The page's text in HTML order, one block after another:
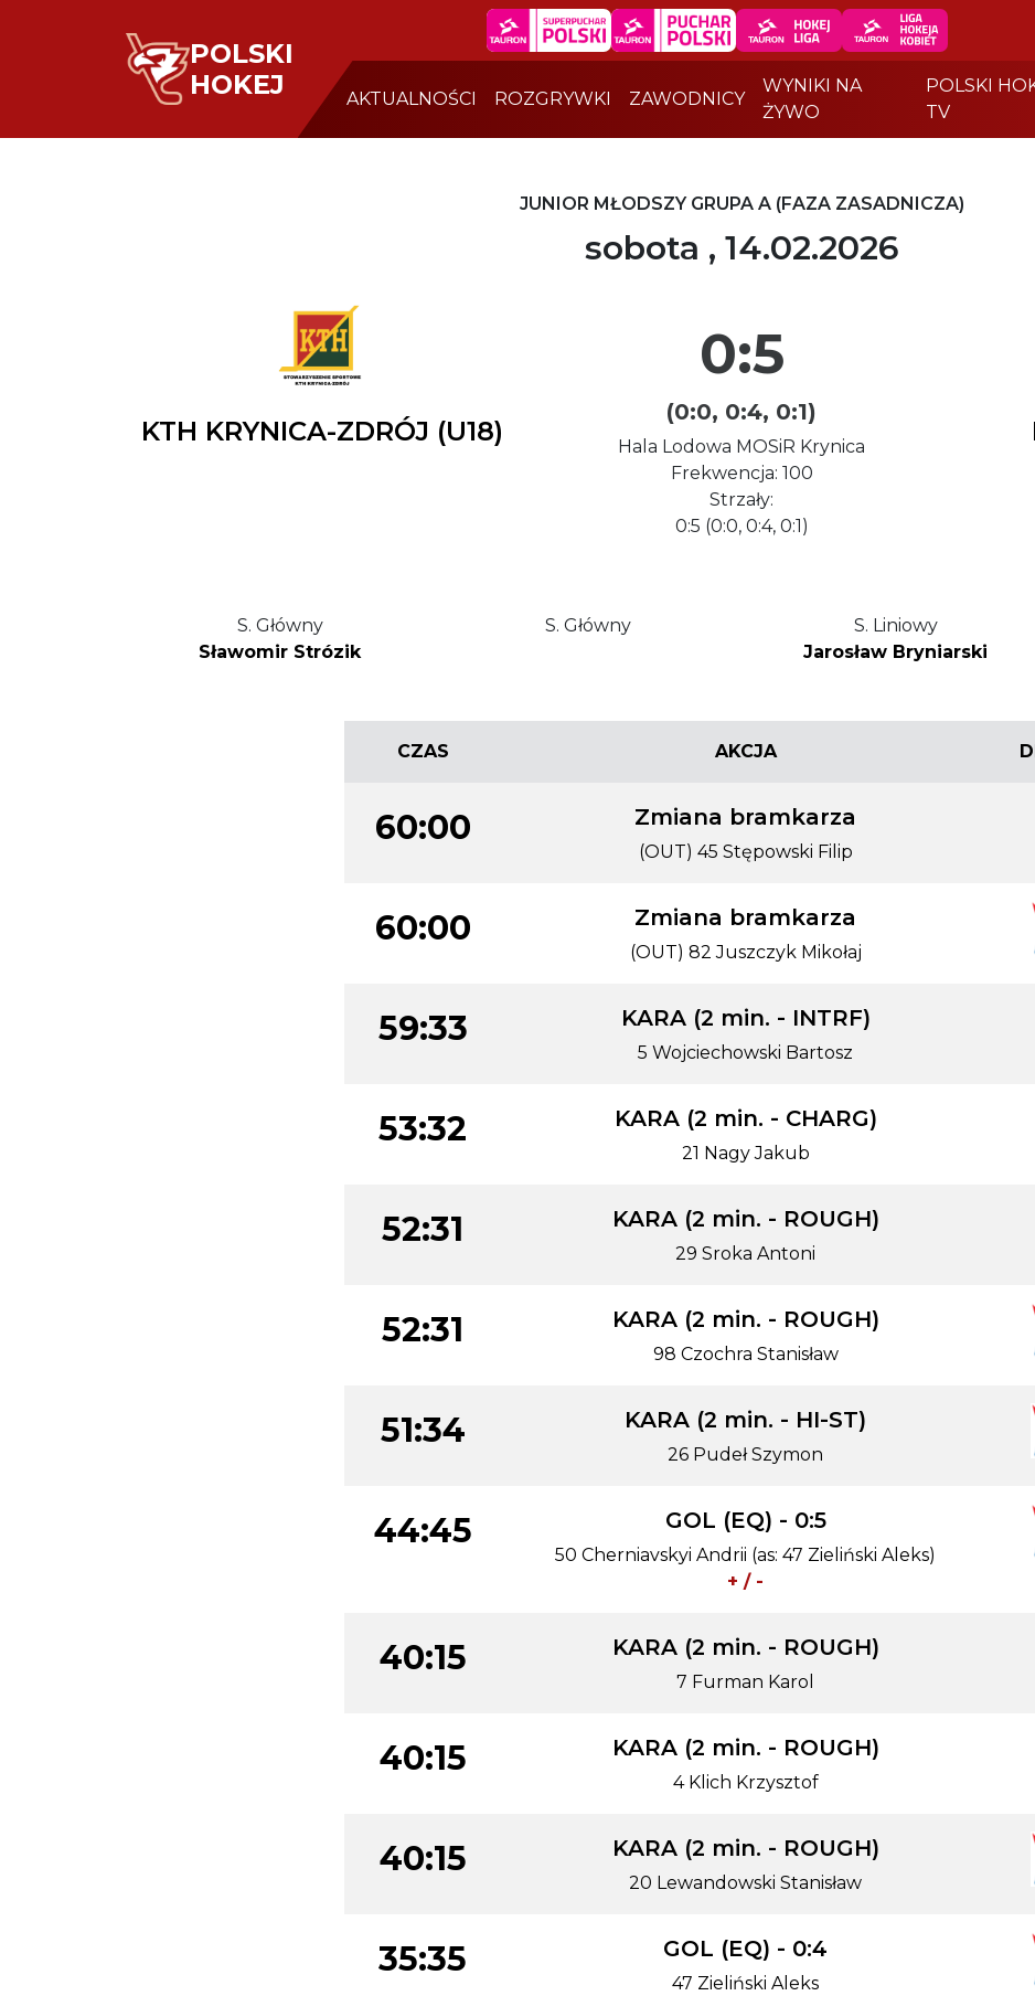
POLSKI
HOKEJ
AKTUALNOŚCI ROZGRYWKI ZAWODNICY
WYNIKI NA
ŻYWO
POLSKI
TV
JUNIOR MŁODSZY GRUPA A (FAZA ZASADNICZA)
sobota , 14.02.2026
KTH KRYNICA-ZDRÓJ (U18)
0:5
(0:0, 0:4, 0:1)
Hala Lodowa MOSiR Krynica
Frekwencja: 100
Strzały:
0:5 (0:0, 0:4, 0:1)
S. Główny
Sławomir Strózik
S. Główny
S. Liniowy
Jarosław Bryniarski
CZAS AKCJA
60:00 Zmiana bramkarza
(OUT) 45 Stępowski Filip
60:00 Zmiana bramkarza
(OUT) 82 Juszczyk Mikołaj
59:33 KARA (2 min. - INTRF)
5 Wojciechowski Bartosz
53:32 KARA (2 min. - CHARG)
21 Nagy Jakub
52:31 KARA (2 min. - ROUGH)
29 Sroka Antoni
52:31 KARA (2 min. - ROUGH)
98 Czochra Stanisław
51:34 KARA (2 min. - HI-ST)
26 Pudeł Szymon
44:45 GOL (EQ) - 0:5
50 Cherniavskyi Andrii (as: 47 Zieliński Aleks)
+ / -
40:15 KARA (2 min. - ROUGH)
7 Furman Karol
40:15 KARA (2 min. - ROUGH)
4 Klich Krzysztof
40:15 KARA (2 min. - ROUGH)
20 Lewandowski Stanisław
35:35 GOL (EQ) - 0:4
47 Zieliński Aleks